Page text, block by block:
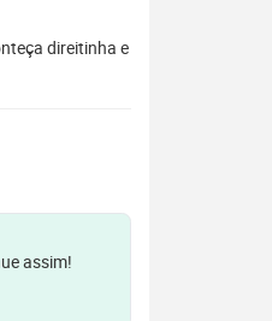
direitinha e
assim!